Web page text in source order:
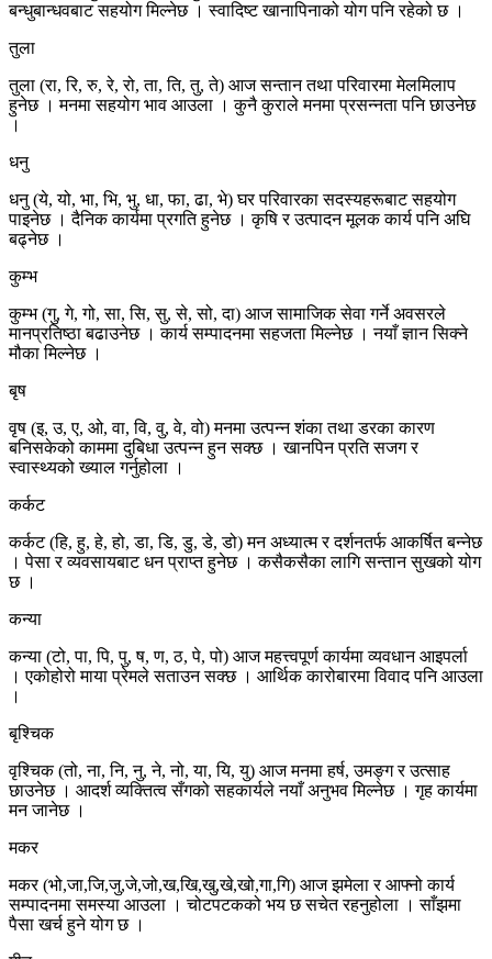
बन्धुबान्धवबाट सहयोग मिल्नेछ । स्वादिष्ट खानापिनाको योग पनि रहेको छ ।
तुला
तुला (रा, रि, रु, रे, रो, ता, ति, तु, ते) आज सन्तान तथा परिवारमा मेलमिलाप
हुनेछ । मनमा सहयोग भाव आउला । कुनै कुराले मनमा प्रसन्नता पनि छाउनेछ
।
धनु
धनु (ये, यो, भा, भि, भु, धा, फा, ढा, भे) घर परिवारका सदस्यहरूबाट सहयोग
पाइनेछ । दैनिक कार्यमा प्रगति हुनेछ । कृषि र उत्पादन मूलक कार्य पनि अघि
बढ्नेछ ।
कुम्भ
कुम्भ (गु, गे, गो, सा, सि, सु, से, सो, दा) आज सामाजिक सेवा गर्ने अवसरले
मानप्रतिष्ठा बढाउनेछ । कार्य सम्पादनमा सहजता मिल्नेछ । नयाँ ज्ञान सिक्ने
मौका मिल्नेछ ।
बृष
वृष (इ, उ, ए, ओ, वा, वि, वु, वे, वो) मनमा उत्पन्न शंका तथा डरका कारण
बनिसकेको काममा दुबिधा उत्पन्न हुन सक्छ । खानपिन प्रति सजग र
स्वास्थ्यको ख्याल गर्नुहोला ।
कर्कट
कर्कट (हि, हु, हे, हो, डा, डि, डु, डे, डो) मन अध्यात्म र दर्शनतर्फ आकर्षित बन्नेछ
। पेसा र व्यवसायबाट धन प्राप्त हुनेछ । कसैकसैका लागि सन्तान सुखको योग
छ ।
कन्या
कन्या (टो, पा, पि, पु, ष, ण, ठ, पे, पो) आज महत्त्वपूर्ण कार्यमा व्यवधान आइपर्ला
। एकोहोरो माया प्रेमले सताउन सक्छ । आर्थिक कारोबारमा विवाद पनि आउला
।
बृश्चिक
वृश्चिक (तो, ना, नि, नु, ने, नो, या, यि, यु) आज मनमा हर्ष, उमङ्ग र उत्साह
छाउनेछ । आदर्श व्यक्तित्व सँगको सहकार्यले नयाँ अनुभव मिल्नेछ । गृह कार्यमा
मन जानेछ ।
मकर
मकर (भो,जा,जि,जु,जे,जो,ख,खि,खु,खे,खो,गा,गि) आज झमेला र आफ्नो कार्य
सम्पादनमा समस्या आउला । चोटपटकको भय छ सचेत रहनुहोला । साँझमा
पैसा खर्च हुने योग छ ।